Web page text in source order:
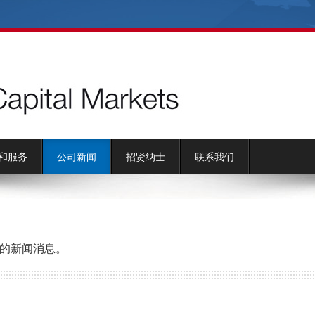
服务 公司新闻 招贤纳士 联系我们
新闻消息。